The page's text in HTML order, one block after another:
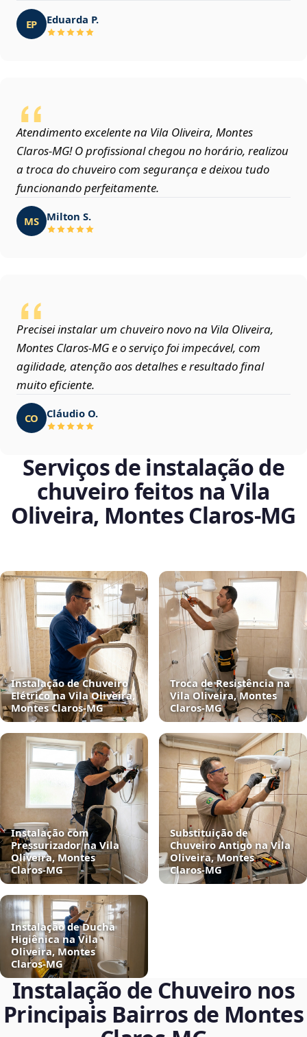
EP Eduarda P.
Atendimento excelente na Vila Oliveira, Montes
Claros‑MG! O profissional chegou no horário, realizou
a troca do chuveiro com segurança e deixou tudo
funcionando perfeitamente.
MS Milton S.
Precisei instalar um chuveiro novo na Vila Oliveira,
Montes Claros‑MG e o serviço foi impecável, com
agilidade, atenção aos detalhes e resultado final
muito eficiente.
CO Cláudio O.
Serviços de instalação de
chuveiro feitos na Vila
Oliveira, Montes Claros‑MG
Instalação de Chuveiro
Elétrico na Vila Oliveira,
Montes Claros‑MG
Troca de Resistência na
Vila Oliveira, Montes
Claros‑MG
Instalação com
Pressurizador na Vila
Oliveira, Montes
Claros‑MG
Substituição de
Chuveiro Antigo na Vila
Oliveira, Montes
Claros‑MG
Instalação de Ducha
Higiênica na Vila
Oliveira, Montes
Claros‑MG
Instalação de Chuveiro nos
Principais Bairros de Montes